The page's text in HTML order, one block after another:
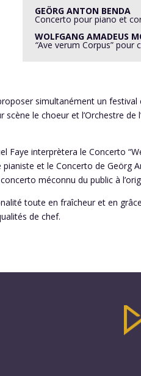
GEÖRG ANTON BENDA
Concerto pour piano et
WOLFGANG AMADEUS
“Ave verum Corpus” pour
simultanément un
le choeur et l’Orchestre de
Faye interprètera le Concerto
et le Concerto de Geörg
méconnu du public à
toute en fraîcheur et en
de chef.